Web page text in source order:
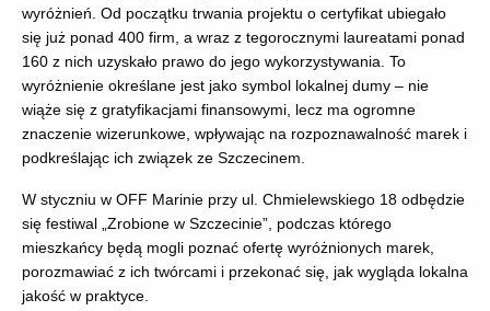
wyróżnień. Od początku trwania projektu o certyfikat ubiegało
się już ponad 400 firm, a wraz z tegorocznymi laureatami ponad
160 z nich uzyskało prawo do jego wykorzystywania. To
wyróżnienie określane jest jako symbol lokalnej dumy – nie
wiąże się z gratyfikacjami finansowymi, lecz ma ogromne
znaczenie wizerunkowe, wpływając na rozpoznawalność marek i
podkreślając ich związek ze Szczecinem.
W styczniu w OFF Marinie przy ul. Chmielewskiego 18 odbędzie
się festiwal „Zrobione w Szczecinie”, podczas którego
mieszkańcy będą mogli poznać ofertę wyróżnionych marek,
porozmawiać z ich twórcami i przekonać się, jak wygląda lokalna
jakość w praktyce.